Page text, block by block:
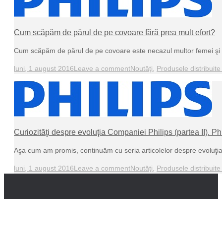
Cum scăpăm de părul de pe covoare fără prea mult efort?
Cum scăpăm de părul de pe covoare este necazul multor femei
luni, 1 august 2016Leave a commentNoutăți Produsele
Curiozităţi despre evoluţia Companiei Philips (partea II).
Aşa cum am promis, continuăm cu seria articolelor despre
luni, 1 august 2016Leave a commentNoutăți Produsele